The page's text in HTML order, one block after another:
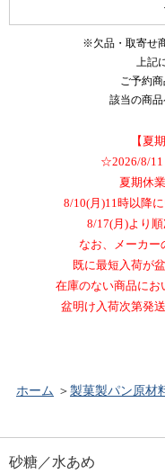
※欠品・取寄せ
上記
ご予約
該当の商品
【夏
☆2026/8/11
夏期休
8/10(月)11時以降
8/17(月)より
なお、メーカー
既に最短入荷が
在庫のない商品にお
盆明け入荷次第発
ホーム ＞ 製菓製パン原材
砂糖／水あめ